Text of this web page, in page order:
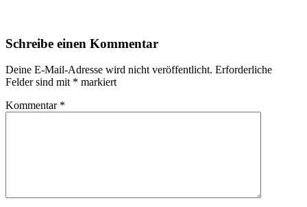
Schreibe einen Kommentar
Deine E-Mail-Adresse wird nicht veröffentlicht. Erforderliche
Felder sind mit * markiert
Kommentar *